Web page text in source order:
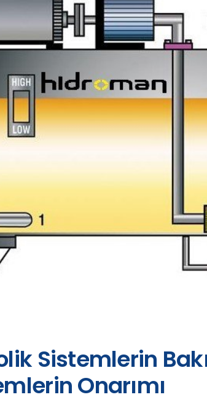
Sistemlerin
Onarımı